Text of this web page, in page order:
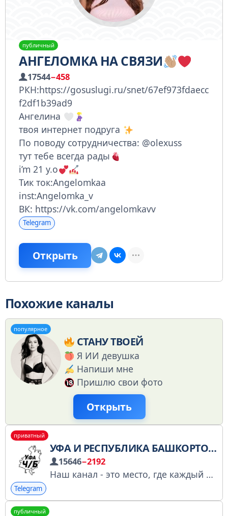
публичный
АНГЕЛОМКА НА СВЯЗИ
17544−458
РКН:https://gosuslugi.ru/snet/67ef973fdaecc
f2df1b39ad9
Ангелина
твоя интернет подруга
По поводу сотрудничества: @olexuss
тут тебе всегда рады
i’m 21 y.o
Тик ток:Angelomkaa
inst:Angelomka_v
ВК: https://vk.com/angelomkavv
Telegram
Открыть
Похожие каналы
популярное
СТАНУ ТВОЕЙ
Я ИИ девушка
Напиши мне
Пришлю свои фото
Открыть
приватный
УФА И РЕСПУБЛИКА БАШКОРТОСТАН Ч/Б
15646−2192
Наш канал - это место, где каждый может познать жизнь города через его новостные контрасты Будьте в курсе актуальных событий! По рекламе: @RegionChB Для друзей: https://t.me/+OLsRz52aSPlmYWYy
Telegram
публичный